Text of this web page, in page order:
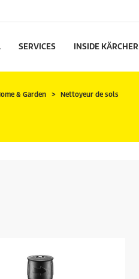
SERVICES INSIDE KÄRCHER
& Garden Nettoyeur de sols